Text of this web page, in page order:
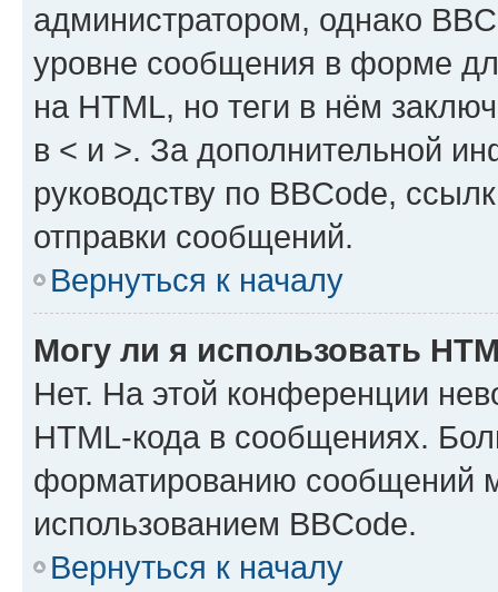
администратором, однако
уровне сообщения в форме
на HTML, но теги в нём
в < и >. За дополнительной
руководству по BBCode,
отправки сообщений.
Вернуться к началу
Могу ли я использовать
Нет. На этой конференции
HTML-кода в сообщениях.
форматированию сообщений
использованием BBCode.
Вернуться к началу